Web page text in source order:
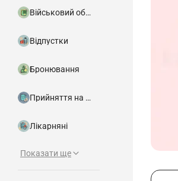
Військовий облік
Відпустки
Бронювання
Прийняття на роботу
Лікарняні
Показати ще